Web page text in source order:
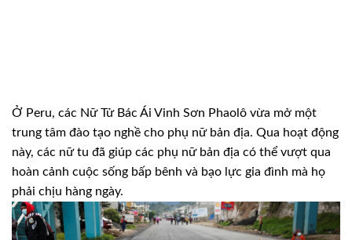
Ở Peru, các Nữ Tử Bác Ái Vinh Sơn Phaolô vừa mở một
trung tâm đào tạo nghề cho phụ nữ bản địa. Qua hoạt động
này, các nữ tu đã giúp các phụ nữ bản địa có thể vượt qua
hoàn cảnh cuộc sống bấp bênh và bạo lực gia đình mà họ
phải chịu hàng ngày.